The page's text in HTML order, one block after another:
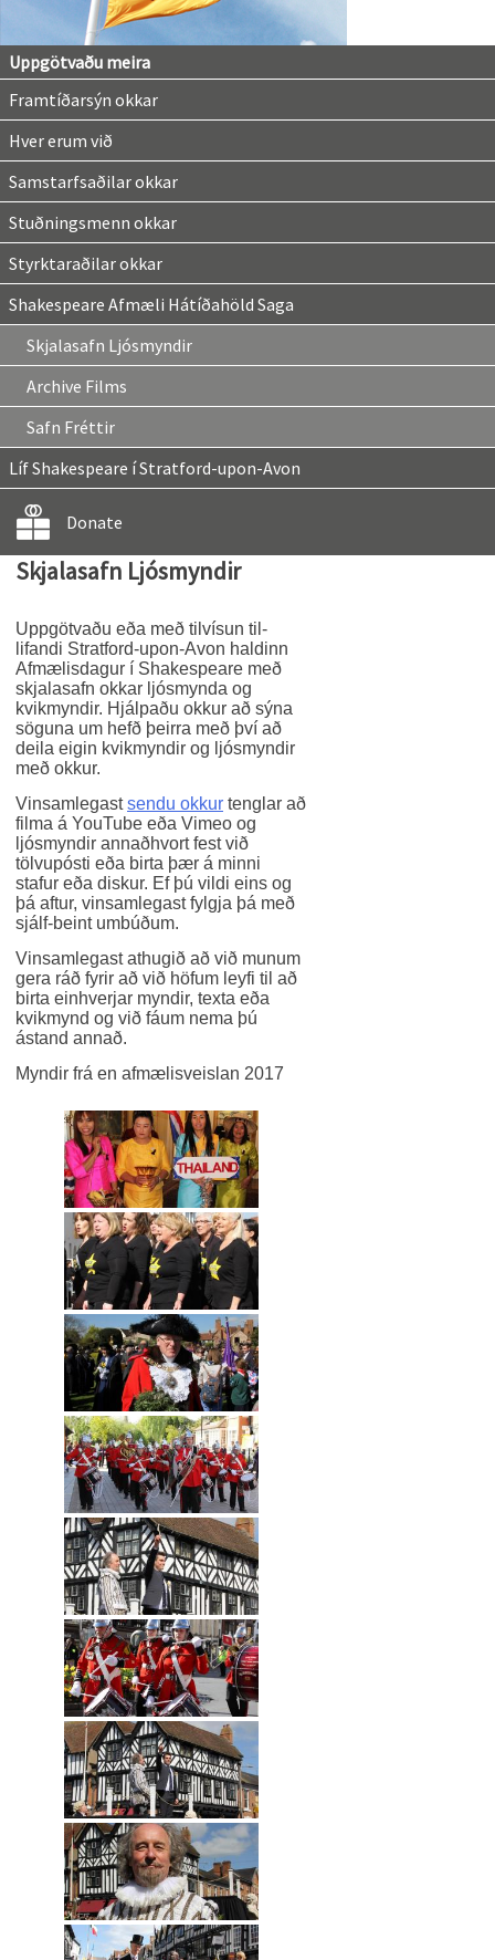
Uppgötvaðu meira
Framtíðarsýn okkar
Hver erum við
Samstarfsaðilar okkar
Stuðningsmenn okkar
Styrktaraðilar okkar
Shakespeare Afmæli Hátíðahöld Saga
Skjalasafn Ljósmyndir
Archive Films
Safn Fréttir
Líf Shakespeare í Stratford-upon-Avon
Donate
Skjalasafn Ljósmyndir
Uppgötvaðu eða með tilvísun til-
lifandi Stratford-upon-Avon haldinn
Afmælisdagur í Shakespeare með
skjalasafn okkar ljósmynda og
kvikmyndir. Hjálpaðu okkur að sýna
söguna um hefð þeirra með því að
deila eigin kvikmyndir og ljósmyndir
með okkur.
Vinsamlegastsendu okkur tenglar að
filma á YouTube eða Vimeo og
ljósmyndir annaðhvort fest við
tölvupósti eða birta þær á minni
stafur eða diskur. Ef þú vildi eins og
þá aftur, vinsamlegast fylgja þá með
sjálf-beint umbúðum.
Vinsamlegast athugið að við munum
gera ráð fyrir að við höfum leyfi til að
birta einhverjar myndir, texta eða
kvikmynd og við fáum nema þú
ástand annað.
Myndir frá en afmælisveislan 2017